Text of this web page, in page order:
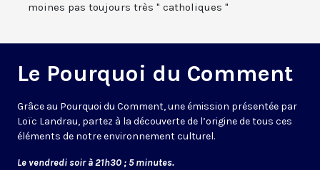
moines pas toujours très " catholiques "
Le Pourquoi du Comment
Grâce au Pourquoi du Comment, une émission présentée par
Loïc Landrau, partez à la découverte de l’origine de tous ces
éléments de notre environnement culturel.
Le vendredi soir à 21h30 ; 5 minutes.